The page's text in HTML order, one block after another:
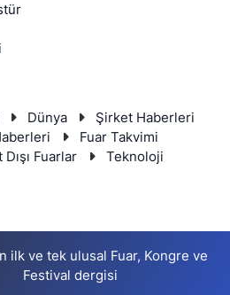
Dünya
Şirket Haberleri
Fuar Takvimi
Dışı Fuarlar
Teknoloji
ilk ve tek ulusal Fuar, Kongre ve
Festival dergisi